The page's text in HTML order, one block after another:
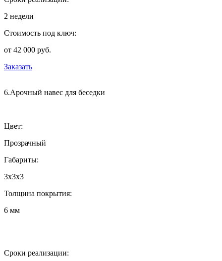
2 недели
Стоимость под ключ:
от 42 000 руб.
Заказать
6.Арочный навес для беседки
Цвет:
Прозрачный
Габариты:
3х3х3
Толщина покрытия:
6 мм
Сроки реализации: